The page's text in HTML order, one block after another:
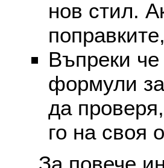
нов стил.
Въпреки че
формули
да
го на своя